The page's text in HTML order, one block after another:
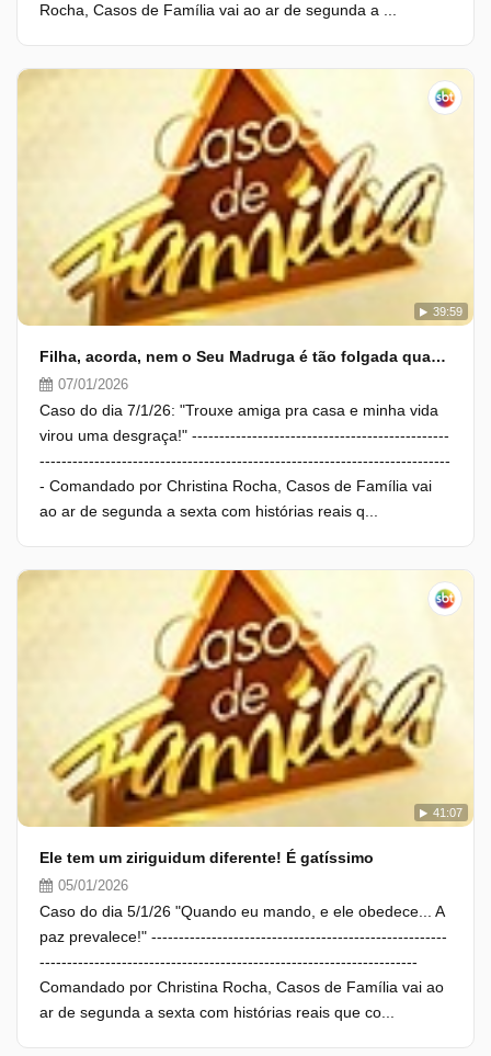
Rocha, Casos de Família vai ao ar de segunda a ...
39:59
Filha, acorda, nem o Seu Madruga é tão folgada quanto você
07/01/2026
Caso do dia 7/1/26: "Trouxe amiga pra casa e minha vida
virou uma desgraça!" -----------------------------------------------
---------------------------------------------------------------------------
- Comandado por Christina Rocha, Casos de Família vai
ao ar de segunda a sexta com histórias reais q...
41:07
Ele tem um ziriguidum diferente! É gatíssimo
05/01/2026
Caso do dia 5/1/26 "Quando eu mando, e ele obedece... A
paz prevalece!" ------------------------------------------------------
---------------------------------------------------------------------
Comandado por Christina Rocha, Casos de Família vai ao
ar de segunda a sexta com histórias reais que co...